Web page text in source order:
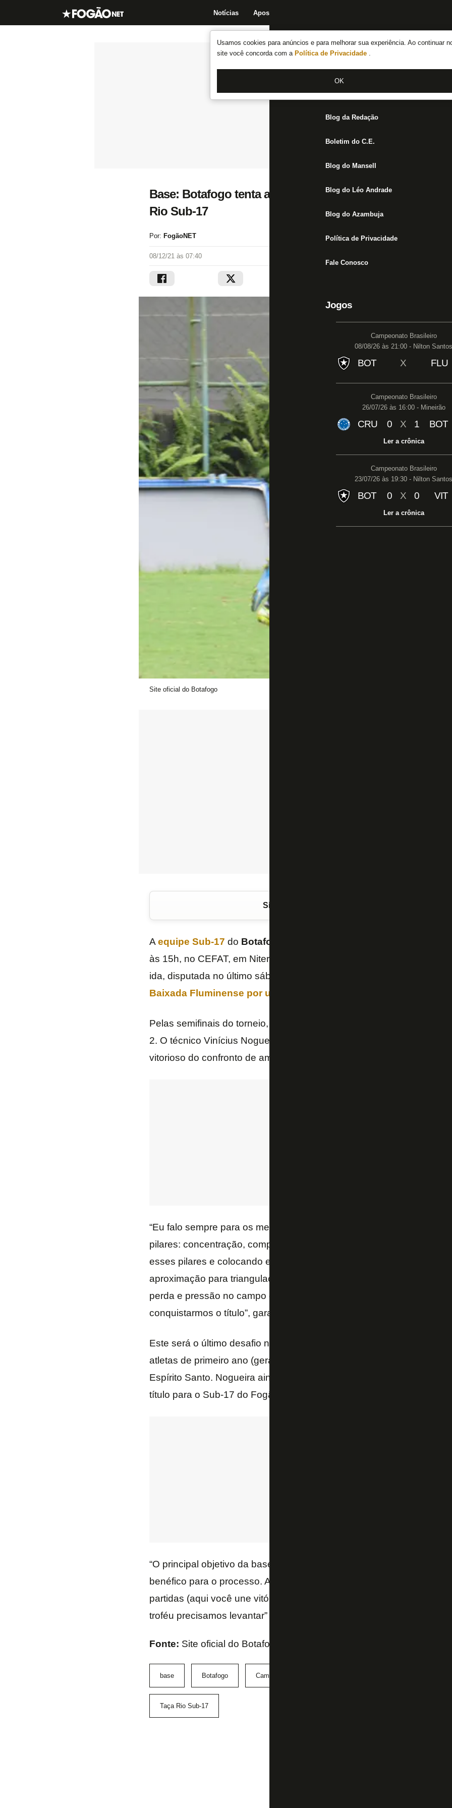
Usamos cookies para anúncios e para melhorar sua experiência. Ao continuar
site você concorda com a Política de Privacidade .
OK
Notícias Apostas
Notícias do Botafogo
Fórum
Jogos
Blog da Redação
Boletim do C.E.
Blog do Mansell
Blog do Léo Andrade
Blog do Azambuja
Política de Privacidade
Fale Conosco
Jogos
Campeonato Brasileiro
08/08/26 às 21:00 - Nilton Santos
BOT X FLU
Campeonato Brasileiro
26/07/26 às 16:00 - Mineirão
CRU 0 X 1 BOT
Ler a crônica
Campeonato Brasileiro
23/07/26 às 19:30 - Nilton Santos
BOT 0 X 0 VIT
Ler a crônica
Base: Botafogo tenta a virada sobre o Nova Iguaçu na
Rio Sub-17
Por: FogãoNET
08/12/21 às 07:40
Site oficial do Botafogo
Siga o FogãoNET
Aequipe Sub-17 do Botafogo
às 15h, no CEFAT, em Niterói, pelo jogo de volta da final da
ida, disputada no último sábado (4/12), o
Baixada Fluminense por um placar de 1 a 0
Pelas semifinais do torneio, o Alvinegro derrotou o Bangu pelo placar
2. O técnico Vinícius Nogueira comentou sobre o que seu time deve
vitorioso do confronto de amanhã.
“Eu falo sempre para os meus atletas que a equipe precisa ser
pilares: concentração, competitividade, comprometimento e
esses pilares e colocando em prática a nossa ideia de jogo desde o
aproximação para triangulações, bom preenchimento de área
perda e pressão no campo do adversário -, iremos fazer um
conquistarmos o título”, garantiu.
Este será o último desafio na temporada da categoria, que teve
atletas de primeiro ano (geração 2005) campeões da ESCUP,
Espírito Santo. Nogueira ainda falou sobre a importância de fechar o
título para o Sub-17 do Fogão.
“O principal objetivo da base é formar atletas, mas alinhar a
benéfico para o processo. Acredito nesse elo através de bons
partidas (aqui você une vitórias e formação). E quando falamos de
troféu precisamos levantar” completou o treinador.
Fonte: Site oficial do Botafogo
base Botafogo Campeonato Carioca Sub-17
Taça Rio Sub-17